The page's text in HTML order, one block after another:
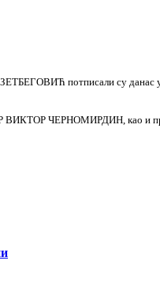
потписали су данас у
ЧЕРНОМИРДИН, као и